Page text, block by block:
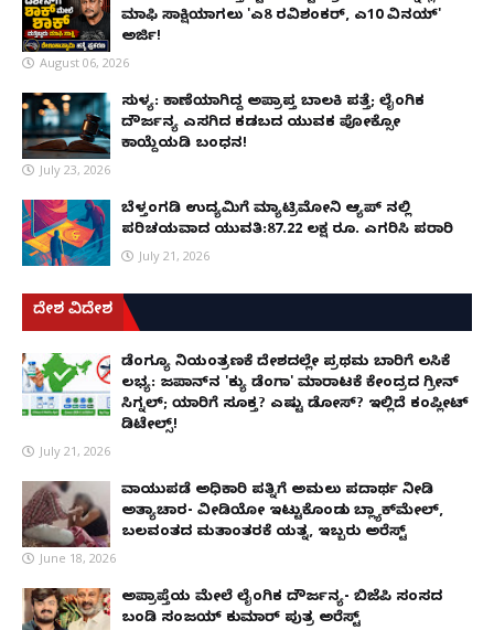
ಮಾಫಿ ಸಾಕ್ಷಿಯಾಗಲು 'ಎ8 ರವಿಶಂಕರ್, ಎ10 ವಿನಯ್'
ಅರ್ಜಿ!
August 06, 2026
ಸುಳ್ಯ: ಕಾಣೆಯಾಗಿದ್ದ ಅಪ್ರಾಪ್ತ ಬಾಲಕಿ ಪತ್ತೆ; ಲೈಂಗಿಕ
ದೌರ್ಜನ್ಯ ಎಸಗಿದ ಕಡಬದ ಯುವಕ ಪೋಕ್ಸೋ
ಕಾಯ್ದೆಯಡಿ ಬಂಧನ!
July 23, 2026
ಬೆಳ್ತಂಗಡಿ ಉದ್ಯಮಿಗೆ ಮ್ಯಾಟ್ರಿಮೋನಿ ಆ್ಯಪ್ ನಲ್ಲಿ
ಪರಿಚಯವಾದ ಯುವತಿ:87.22 ಲಕ್ಷ ರೂ. ಎಗರಿಸಿ ಪರಾರಿ
July 21, 2026
ದೇಶ ವಿದೇಶ
ಡೆಂಗ್ಯೂ ನಿಯಂತ್ರಣಕ್ಕೆ ದೇಶದಲ್ಲೇ ಪ್ರಥಮ ಬಾರಿಗೆ ಲಸಿಕೆ
ಲಭ್ಯ: ಜಪಾನ್‌ನ 'ಕ್ಯು ಡೆಂಗಾ' ಮಾರಾಟಕ್ಕೆ ಕೇಂದ್ರದ ಗ್ರೀನ್
ಸಿಗ್ನಲ್; ಯಾರಿಗೆ ಸೂಕ್ತ? ಎಷ್ಟು ಡೋಸ್? ಇಲ್ಲಿದೆ ಕಂಪ್ಲೀಟ್
ಡಿಟೇಲ್ಸ್!
July 21, 2026
ವಾಯುಪಡೆ ಅಧಿಕಾರಿ ಪತ್ನಿಗೆ ಅಮಲು ಪದಾರ್ಥ ನೀಡಿ
ಅತ್ಯಾಚಾರ- ವೀಡಿಯೋ ಇಟ್ಟುಕೊಂಡು ಬ್ಲ್ಯಾಕ್‌ಮೇಲ್,
ಬಲವಂತದ ಮತಾಂತರಕ್ಕೆ ಯತ್ನ, ಇಬ್ಬರು ಅರೆಸ್ಟ್
June 18, 2026
ಅಪ್ರಾಪ್ತೆಯ ಮೇಲೆ ಲೈಂಗಿಕ ದೌರ್ಜನ್ಯ- ಬಿಜೆಪಿ ಸಂಸದ
ಬಂಡಿ ಸಂಜಯ್ ಕುಮಾರ್ ಪುತ್ರ ಅರೆಸ್ಟ್